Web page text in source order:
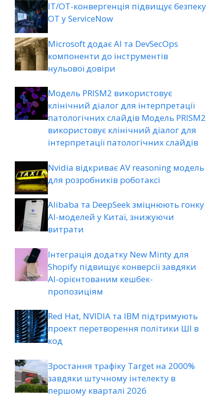
ІТ/ОТ-конвергенція підвищує безпеку
ОТ у ServiceNow
Microsoft додає AI та DevSecOps
компоненти до інструментів
нульової довіри
Модель PRISM2 використовує
клінічний діалог для інтерпретації
патологічних слайдів Модель PRISM2
використовує клінічний діалог для
інтерпретації патологічних слайдів
Nvidia відкриває AV reasoning модель
для розробників роботаксі
Alibaba та DeepSeek зміцнюють гонку
AI-моделей у Китаї, знижуючи
витрати
Інтеграція додатку New Minty для
Shopify підвищує конверсії завдяки
AI-орієнтованим кешбек-
пропозиціям
Red Hat, NVIDIA та IBM підтримують
проект перетворення політики ШІ в
код
Зростання трафіку Target на 2000%
завдяки штучному інтелекту в
першому кварталі 2026